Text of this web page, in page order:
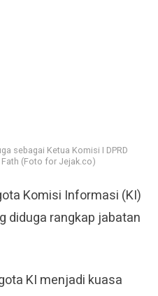
sebagai Ketua Komisi I DPRD
(Foto for Jejak.co)
Komisi Informasi (KI)
diduga rangkap jabatan
KI menjadi kuasa